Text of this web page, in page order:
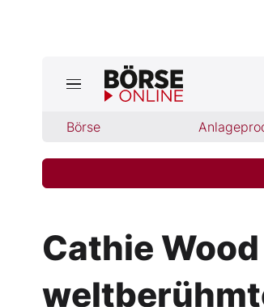
Börse
Börse
Abo & Shop
BO-Musterdepots
Cathie